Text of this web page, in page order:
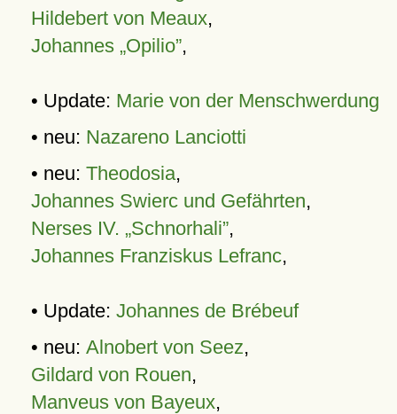
Hildebert von Meaux,
Johannes „Opilio”,
• Update: Marie von der Menschwerdung
• neu: Nazareno Lanciotti
• neu: Theodosia,
Johannes Swierc und Gefährten,
Nerses IV. „Schnorhali”,
Johannes Franziskus Lefranc,
• Update: Johannes de Brébeuf
• neu: Alnobert von Seez,
Gildard von Rouen,
Manveus von Bayeux,